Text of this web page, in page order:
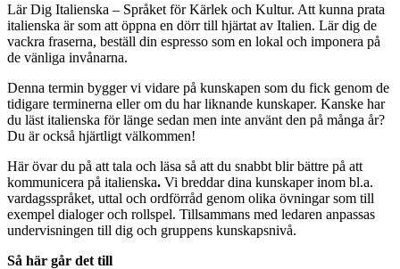
Lär Dig Italienska – Språket för Kärlek och Kultur. Att kunna prata
italienska är som att öppna en dörr till hjärtat av Italien. Lär dig de
vackra fraserna, beställ din espresso som en lokal och imponera på
de vänliga invånarna.
Denna termin bygger vi vidare på kunskapen som du fick genom de
tidigare terminerna eller om du har liknande kunskaper. Kanske har
du läst italienska för länge sedan men inte använt den på många år?
Du är också hjärtligt välkommen!
Här övar du på att tala och läsa så att du snabbt blir bättre på att
kommunicera på italienska. Vi breddar dina kunskaper inom bl.a.
vardagsspråket, uttal och ordförråd genom olika övningar som till
exempel dialoger och rollspel. Tillsammans med ledaren anpassas
undervisningen till dig och gruppens kunskapsnivå.
Så här går det till